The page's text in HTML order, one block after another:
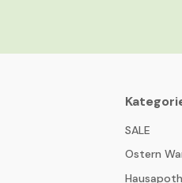
SALE
Ostern